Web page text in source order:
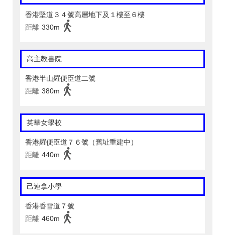
香港堅道３４號高層地下及１樓至６樓
距離 330m
高主教書院
香港半山羅便臣道二號
距離 380m
英華女學校
香港羅便臣道７６號（舊址重建中）
距離 440m
己連拿小學
香港香雪道７號
距離 460m